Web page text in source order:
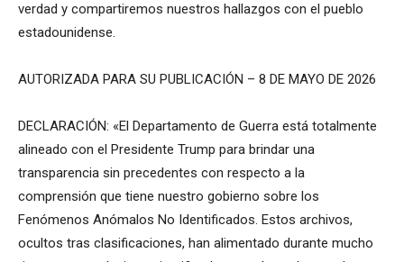
verdad y compartiremos nuestros hallazgos con el pueblo
estadounidense.
AUTORIZADA PARA SU PUBLICACIÓN – 8 DE MAYO DE 2026
DECLARACIÓN: «El Departamento de Guerra está totalmente
alineado con el Presidente Trump para brindar una
transparencia sin precedentes con respecto a la
comprensión que tiene nuestro gobierno sobre los
Fenómenos Anómalos No Identificados. Estos archivos,
ocultos tras clasificaciones, han alimentado durante mucho